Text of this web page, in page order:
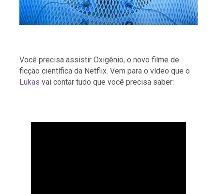
Você precisa assistir Oxigênio, o novo filme de
ficção científica da Netflix. Vem para o vídeo que o
Lukas vai contar tudo que você precisa saber: